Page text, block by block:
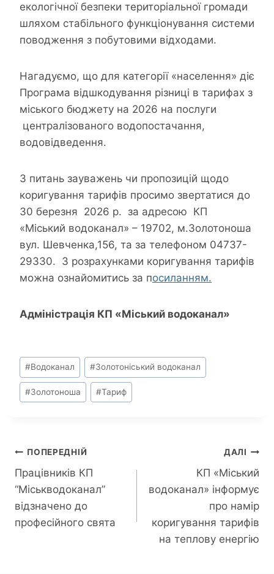
екологічної безпеки територіальної громади
шляхом стабільного функціонування системи
поводження з побутовими відходами.
Нагадуємо, що для категорії «населення» діє
Програма відшкодування різниці в тарифах з
міського бюджету на 2026 на послуги
централізованого водопостачання,
водовідведення.
З питань зауважень чи пропозицій щодо
коригування тарифів просимо звертатися до
30 березня 2026 р. за адресою КП
«Міський водоканал» – 19702, м.Золотоноша
вул. Шевченка,156, та за телефоном 04737-
29330. З розрахунками коригування тарифів
можна ознайомитись за посиланням.
Адміністрація КП «Міський водоканал»
Позначки
запису:
#Водоканал #Золотоніський водоканал
#Золотоноша #Тариф
Навігація
записів
ПОПЕРЕДНІЙ
Працівників КП
“Міськводоканал”
відзначено до
професійного свята
ДАЛІ
КП «Міський
водоканал» інформує
про намір
коригування тарифів
на теплову енергію